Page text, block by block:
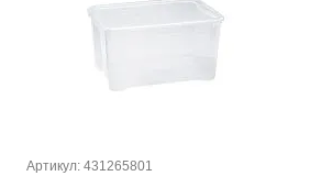
Артикул: 431265801